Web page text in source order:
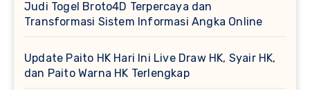
Judi Togel Broto4D Terpercaya dan
Transformasi Sistem Informasi Angka Online
Update Paito HK Hari Ini Live Draw HK, Syair HK,
dan Paito Warna HK Terlengkap